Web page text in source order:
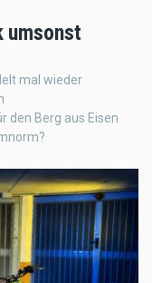
umsonst
mal wieder
den Berg aus Eisen